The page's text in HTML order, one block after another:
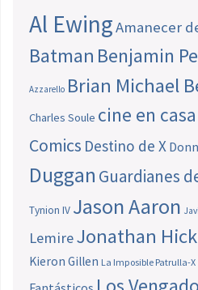
Al EwingAmanecer
Batman Benjamin
Azzarello Brian Michael
Charles Soule cine en casa
Comics Destino de X
Duggan Guardianes
Tynion IV Jason Aaron
LemireJonathan
Kieron Gillen La Imposible Patrulla-X